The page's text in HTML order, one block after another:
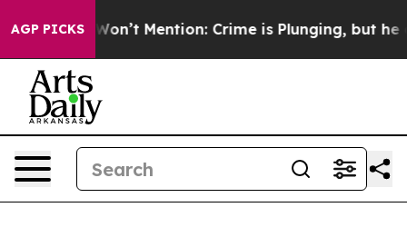
AGP PICKS
Trump Won’t Mention: Crime is Plunging, but he